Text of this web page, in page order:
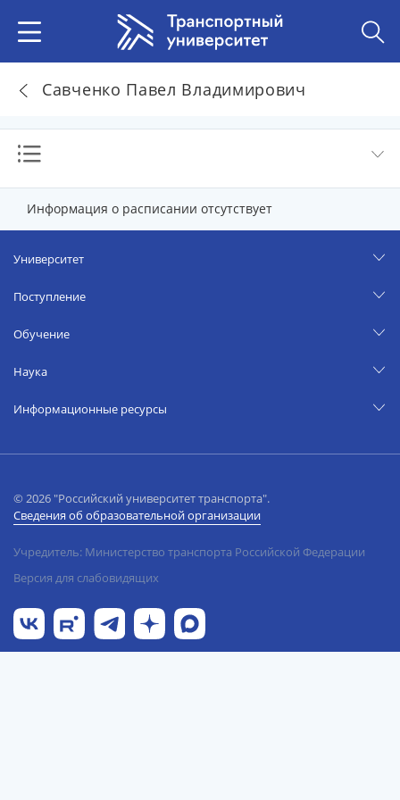
Савченко Павел Владимирович
Информация о расписании отсутствует
Университет
Поступление
Обучение
Наука
Информационные ресурсы
© 2026 "Российский университет транспорта".
Сведения об образовательной организации
Учредитель: Министерство транспорта Российской Федерации
Версия для слабовидящих